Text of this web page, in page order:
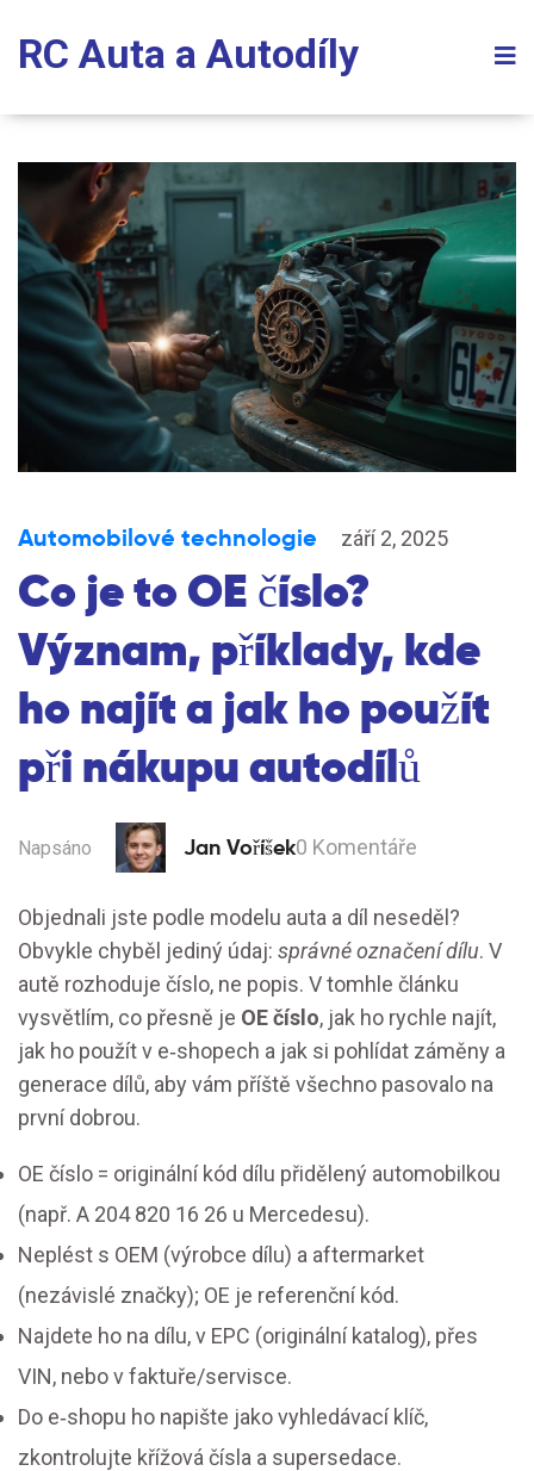
RC Auta a Autodíly
Automobilové technologie září 2, 2025
Co je to OE číslo?
Význam, příklady, kde
ho najít a jak ho použít
při nákupu autodílů
Napsáno Jan Voříšek0 Komentáře
Objednali jste podle modelu auta a díl neseděl?
Obvykle chyběl jediný údaj: správné označení dílu. V
autě rozhoduje číslo, ne popis. V tomhle článku
vysvětlím, co přesně je OE číslo, jak ho rychle najít,
jak ho použít v e‑shopech a jak si pohlídat záměny a
generace dílů, aby vám příště všechno pasovalo na
první dobrou.
OE číslo = originální kód dílu přidělený automobilkou
(např. A 204 820 16 26 u Mercedesu).
Neplést s OEM (výrobce dílu) a aftermarket
(nezávislé značky); OE je referenční kód.
Najdete ho na dílu, v EPC (originální katalog), přes
VIN, nebo v faktuře/servisce.
Do e‑shopu ho napište jako vyhledávací klíč,
zkontrolujte křížová čísla a supersedace.